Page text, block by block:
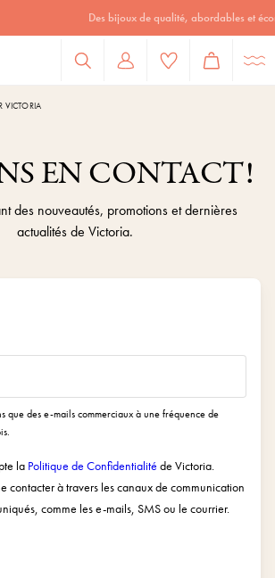
Des bijoux de qualité, abordables et écoresponsables
VICTORIA
EN CONTACT!
des nouveautés, promotions et dernières
actualités de Victoria.
que des e-mails commerciaux à une fréquence de
la Politique de Confidentialité de Victoria.
contacter à travers les canaux de communication
comme les e-mails, SMS ou le courrier.